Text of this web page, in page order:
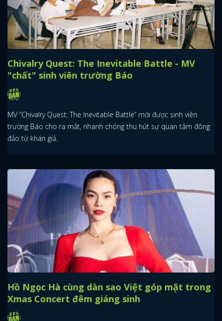
Chivalry Quest: The Inevitable Battle - MV
"chất" sinh viên trường Báo
MV “Chivalry Quest: The Inevitable Battle” mới được sinh viên
trường Báo cho ra mắt, nhanh chóng thu hút sự quan tâm đông
đảo từ khán giả.
Hồ Ngọc Hà cùng dàn sao Việt góp mặt trong
Xmas Concert đêm giáng sinh